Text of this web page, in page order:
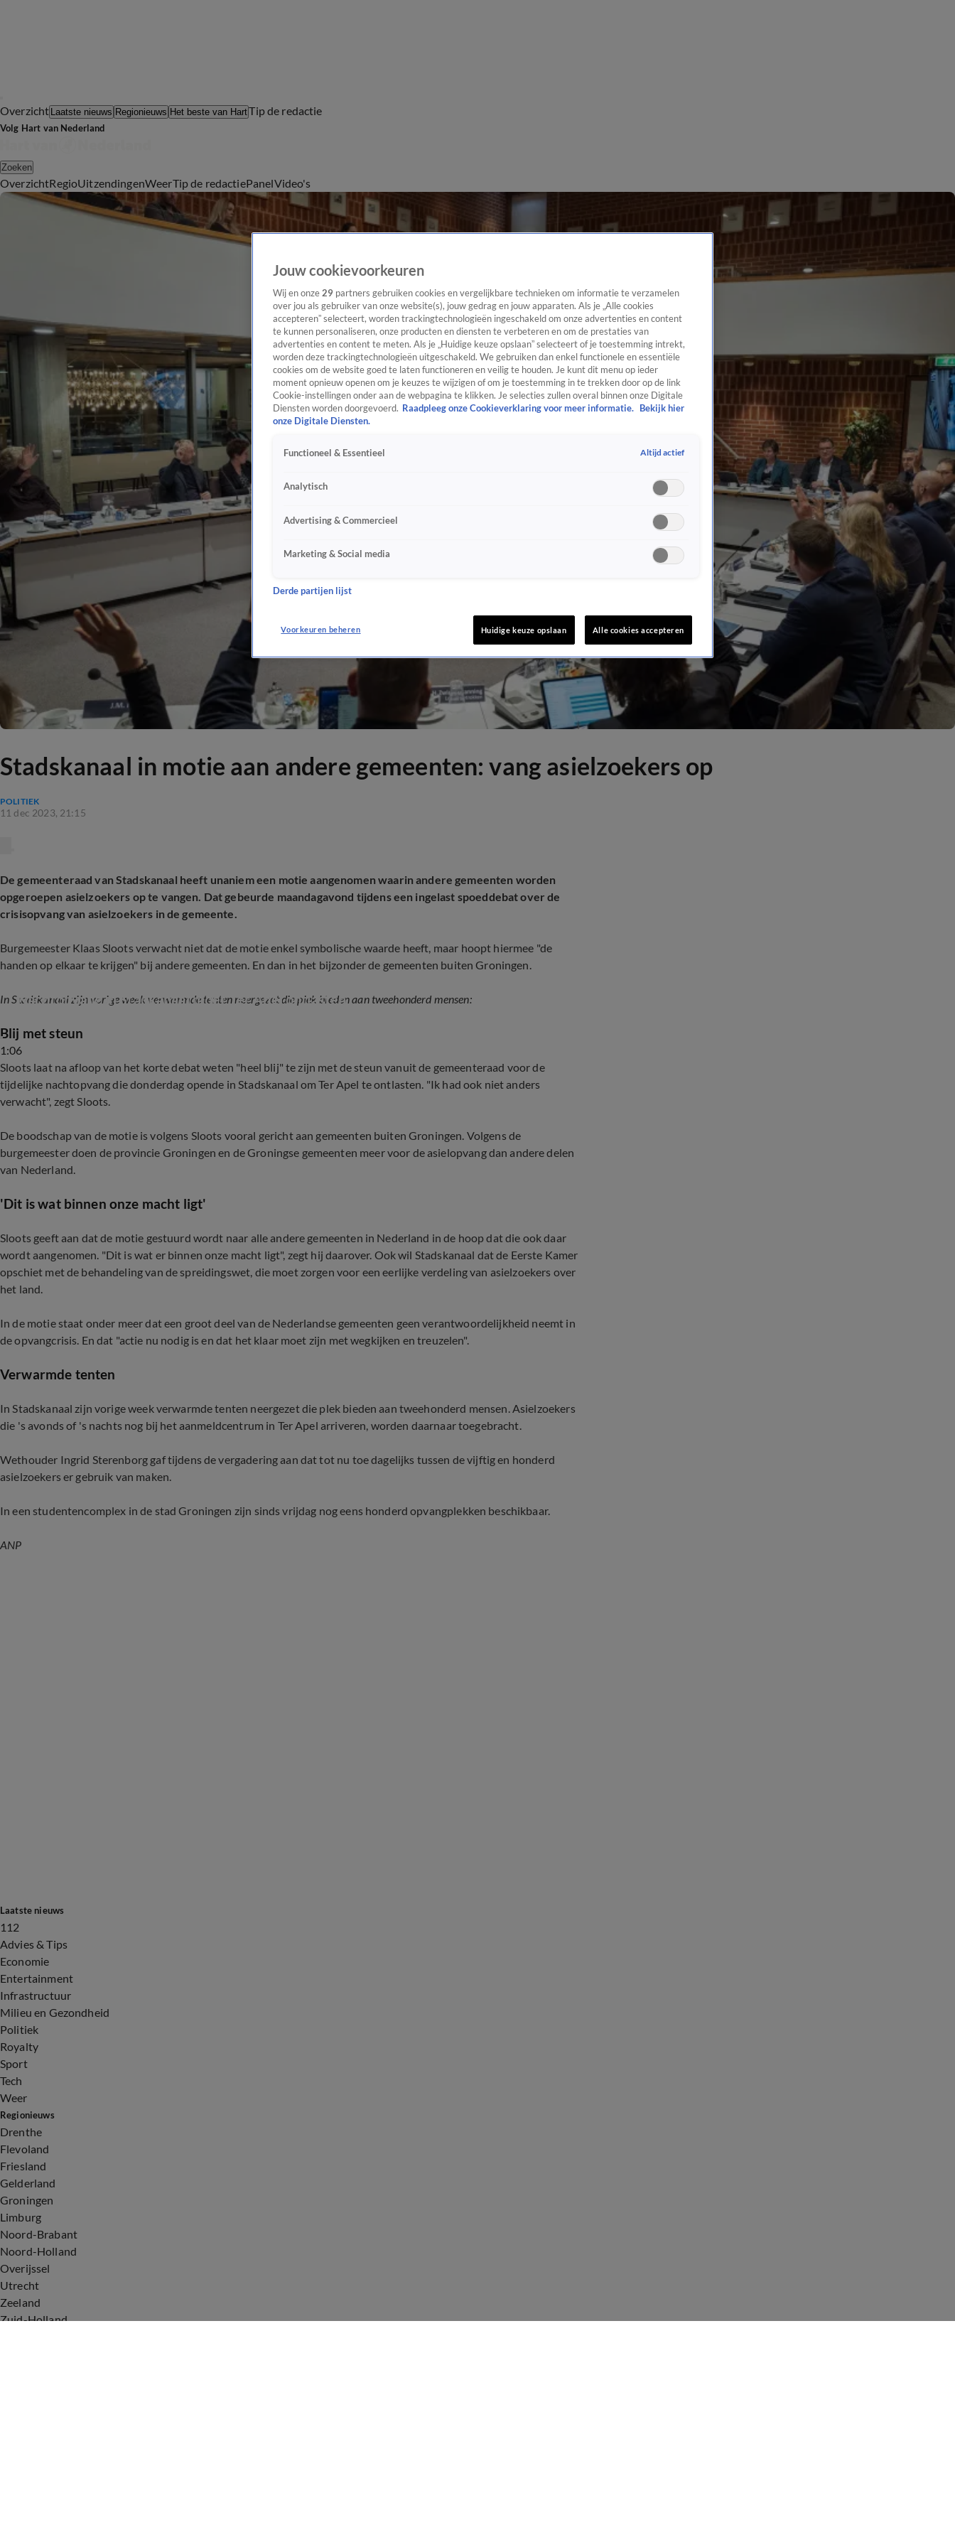
Overzicht Laatste nieuws Regionieuws Het beste van HartTip de redactie
Volg Hart van Nederland
Zoeken
OverzichtRegioUitzendingenWeerTip de redactiePanelVideo's
Stadskanaal in motie aan andere gemeenten: vang asielzoekers op
POLITIEK
11 dec 2023, 21:15
De gemeenteraad van Stadskanaal heeft unaniem een motie aangenomen waarin andere gemeenten worden
opgeroepen asielzoekers op te vangen. Dat gebeurde maandagavond tijdens een ingelast spoeddebat over de
crisisopvang van asielzoekers in de gemeente.
Burgemeester Klaas Sloots verwacht niet dat de motie enkel symbolische waarde heeft, maar hoopt hiermee "de
handen op elkaar te krijgen" bij andere gemeenten. En dan in het bijzonder de gemeenten buiten Groningen.
In Stadskanaal zijn vorige week verwarmde tenten neergezet die plek bieden aan tweehonderd mensen:
1:06
Nachtopvang in Stadkanaal moet Ter Apel ontlasten
Blij met steun
Sloots laat na afloop van het korte debat weten "heel blij" te zijn met de steun vanuit de gemeenteraad voor de
tijdelijke nachtopvang die donderdag opende in Stadskanaal om Ter Apel te ontlasten. "Ik had ook niet anders
verwacht", zegt Sloots.
De boodschap van de motie is volgens Sloots vooral gericht aan gemeenten buiten Groningen. Volgens de
burgemeester doen de provincie Groningen en de Groningse gemeenten meer voor de asielopvang dan andere delen
van Nederland.
'Dit is wat binnen onze macht ligt'
Sloots geeft aan dat de motie gestuurd wordt naar alle andere gemeenten in Nederland in de hoop dat die ook daar
wordt aangenomen. "Dit is wat er binnen onze macht ligt", zegt hij daarover. Ook wil Stadskanaal dat de Eerste Kamer
opschiet met de behandeling van de spreidingswet, die moet zorgen voor een eerlijke verdeling van asielzoekers over
het land.
In de motie staat onder meer dat een groot deel van de Nederlandse gemeenten geen verantwoordelijkheid neemt in
de opvangcrisis. En dat "actie nu nodig is en dat het klaar moet zijn met wegkijken en treuzelen".
Verwarmde tenten
In Stadskanaal zijn vorige week verwarmde tenten neergezet die plek bieden aan tweehonderd mensen. Asielzoekers
die 's avonds of 's nachts nog bij het aanmeldcentrum in Ter Apel arriveren, worden daarnaar toegebracht.
Wethouder Ingrid Sterenborg gaf tijdens de vergadering aan dat tot nu toe dagelijks tussen de vijftig en honderd
asielzoekers er gebruik van maken.
In een studentencomplex in de stad Groningen zijn sinds vrijdag nog eens honderd opvangplekken beschikbaar.
ANP
Laatste nieuws
112
Advies & Tips
Economie
Entertainment
Infrastructuur
Milieu en Gezondheid
Politiek
Royalty
Sport
Tech
Weer
Regionieuws
Drenthe
Flevoland
Friesland
Gelderland
Groningen
Limburg
Noord-Brabant
Noord-Holland
Overijssel
Utrecht
Zeeland
Zuid-Holland
Jouw cookievoorkeuren
Wij en onze 29 partners gebruiken cookies en vergelijkbare technieken om informatie te verzamelen
over jou als gebruiker van onze website(s), jouw gedrag en jouw apparaten. Als je „Alle cookies
accepteren” selecteert, worden trackingtechnologieën ingeschakeld om onze advertenties en content
te kunnen personaliseren, onze producten en diensten te verbeteren en om de prestaties van
advertenties en content te meten. Als je „Huidige keuze opslaan” selecteert of je toestemming intrekt,
worden deze trackingtechnologieën uitgeschakeld. We gebruiken dan enkel functionele en essentiële
cookies om de website goed te laten functioneren en veilig te houden. Je kunt dit menu op ieder
moment opnieuw openen om je keuzes te wijzigen of om je toestemming in te trekken door op de link
Cookie-instellingen onder aan de webpagina te klikken. Je selecties zullen overal binnen onze Digitale
Diensten worden doorgevoerd. Raadpleeg onze Cookieverklaring voor meer informatie. Bekijk hier
onze Digitale Diensten.
Functioneel & Essentieel Altijd actief
Analytisch
Advertising & Commercieel
Marketing & Social media
Derde partijen lijst
Voorkeuren beheren Huidige keuze opslaan Alle cookies accepteren